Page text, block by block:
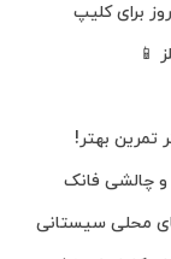
برای کلیپ
📱
تمرین بهتر!
چالشی فانک
محلی سیستانی